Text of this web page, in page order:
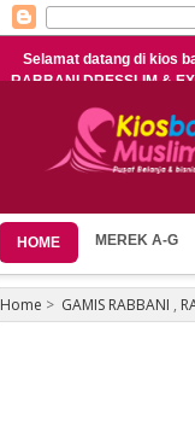
Selamat datang di kios
RABBANI DRESSLIM &
HOME MEREK A-G
Home > GAMIS RABBANI ,